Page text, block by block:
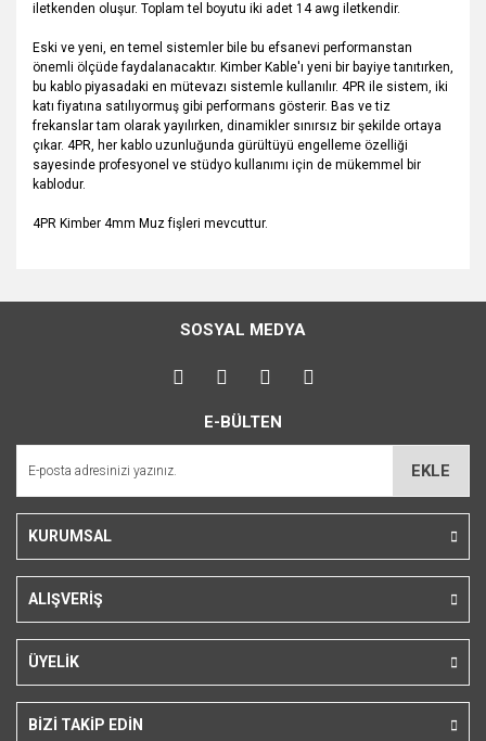
iletkenden oluşur. Toplam tel boyutu iki adet 14 awg iletkendir.
Eski ve yeni, en temel sistemler bile bu efsanevi performanstan
önemli ölçüde faydalanacaktır. Kimber Kable'ı yeni bir bayiye tanıtırken,
bu kablo piyasadaki en mütevazı sistemle kullanılır. 4PR ile sistem, iki
katı fiyatına satılıyormuş gibi performans gösterir. Bas ve tiz
frekanslar tam olarak yayılırken, dinamikler sınırsız bir şekilde ortaya
çıkar. 4PR, her kablo uzunluğunda gürültüyü engelleme özelliği
sayesinde profesyonel ve stüdyo kullanımı için de mükemmel bir
kablodur.
4PR Kimber 4mm Muz fişleri mevcuttur.
konularda yetersiz gördüğünüz noktaları öneri formunu
kullanarak tarafımıza iletebilirsiniz.
Görüş ve önerileriniz için teşekkür ederiz.
Ürün açıklamasında eksik bilgiler bulunuyor.
Bu ürüne benzer farklı alternatifler olmalı.
SOSYAL MEDYA
E-BÜLTEN
EKLE
KURUMSAL
ALIŞVERİŞ
ÜYELİK
BİZİ TAKİP EDİN